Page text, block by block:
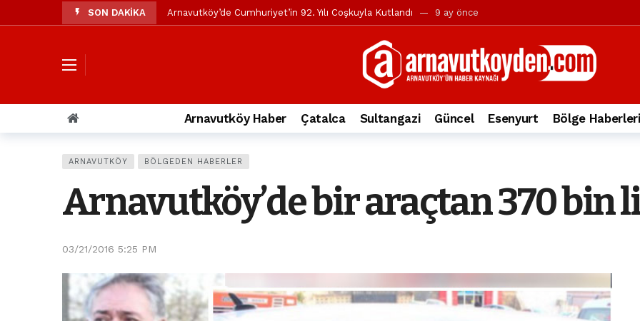
SON DAKİKA Arnavutköy’de Cumhuriyet’in 92. Yılı Coşkuyla Kutlandı 9 ay önce
Özgür Özel’den Arnavutköy Belediyesi’ne ve Mustafa Candaroğlu’na yönelik suçlamalar 10 ay önce
Arnavutköy’ün nüfusu 2024 yılında 344.868’e ulaştı 2 yıl önce
Arnavutköy Taşoluk’ta seyir halindeki otomobil alev alev yandı. 2 yıl önce
Arnavutköy İmrahor Mahallesi sakinleri protesto gösterisi düzenledi 2 yıl önce
Toprak kaydı: 3 hafriyat kamyonu birbirlerinin üzerine devrildi
İstanbul Havalimanı yolundaki kazada, taksideki yolcu öldü 3 yıl önce
Arnavutkoy Belediyesi’ne su baskını tepkisi 3 yıl önce
Arnavutköy Haber Çatalca Sultangazi Güncel Esenyurt Bölge Haberleri
ARNAVUTKÖY BÖLGEDEN HABERLER
Arnavutköy’de bir araçtan 370 bin
03/21/2016 5:25 PM